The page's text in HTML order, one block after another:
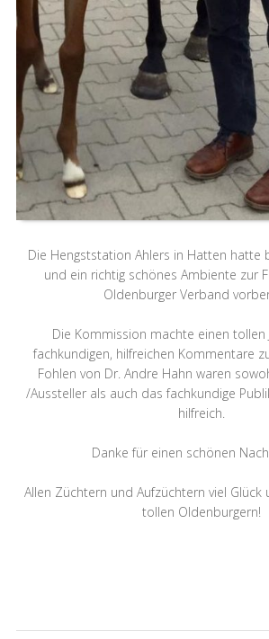
Die Hengststation Ahlers in Hatten hatte
und ein richtig schönes Ambiente zur
Oldenburger Verband
Die Kommission machte einen tollen
fachkundigen, hilfreichen Kommentare
Fohlen von Dr. Andre Hahn waren
/Aussteller als auch das fachkundige
hilfreich.
Danke für einen schönen
Allen Züchtern und Aufzüchtern viel Glück
tollen Oldenburgern!